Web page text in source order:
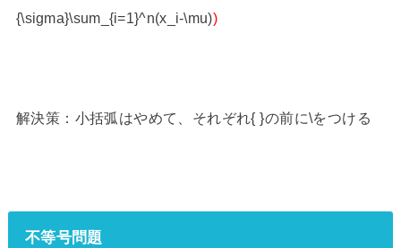
{\sigma}\sum_{i=1}^n(x_i-\mu))
解決策：小括弧はやめて、それぞれ{ }の前に\をつける
不等号問題